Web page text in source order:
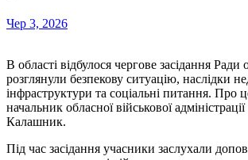
Чер 3, 2026
В області відбулося чергове засідання Ради оборони, на якому
розглянули безпекову ситуацію, наслідки
інфраструктури та соціальні питання. Про
начальник обласної військової
Калашник.
Під час засідання учасники заслухали